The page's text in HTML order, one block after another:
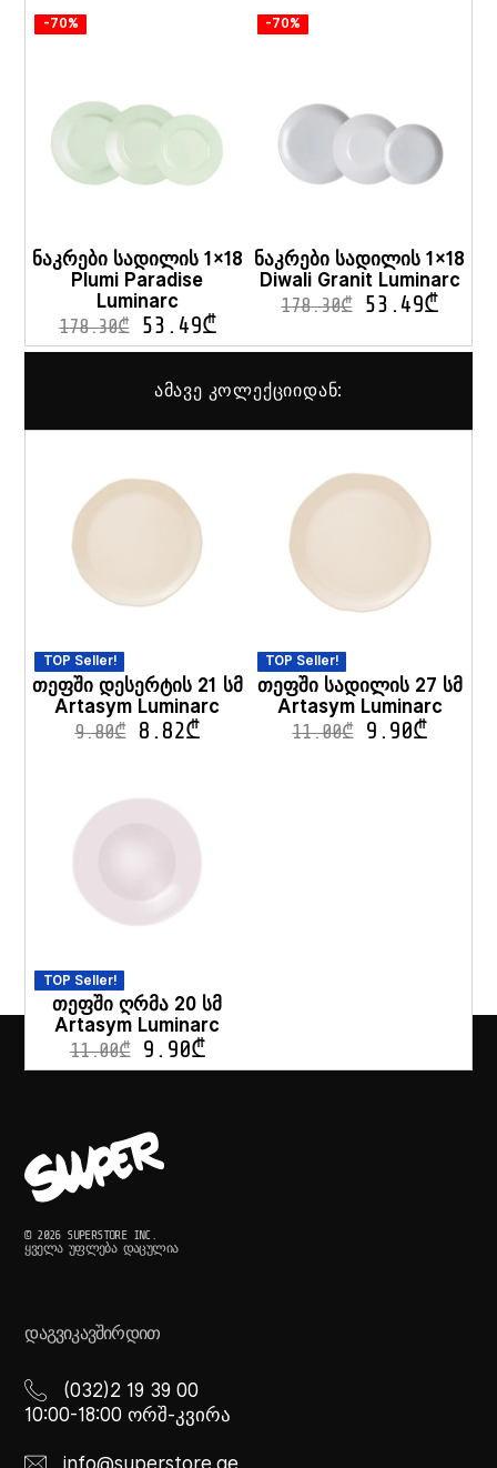
-70%
ნაკრები სადილის 1×18
Plumi Paradise
Luminarc
178.30₾ 53.49₾
-70%
ნაკრები სადილის 1×18
Diwali Granit Luminarc
178.30₾ 53.49₾
ამავე კოლექციიდან:
TOP Seller!
თეფში დესერტის 21 სმ
Artasym Luminarc
9.80₾ 8.82₾
TOP Seller!
თეფში სადილის 27 სმ
Artasym Luminarc
11.00₾ 9.90₾
TOP Seller!
თეფში ღრმა 20 სმ
Artasym Luminarc
11.00₾ 9.90₾
© 2026 SUPERSTORE INC.
ᲧᲕᲔᲚᲐ ᲣᲤᲚᲔᲑᲐ ᲓᲐᲪᲣᲚᲘᲐ
ᲓᲐᲒᲕᲘᲙᲐᲕᲨᲘᲠᲓᲘᲗ
(032)2 19 39 00
10:00-18:00 ორშ-კვირა